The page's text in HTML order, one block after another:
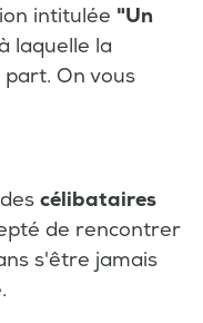
intitulée "Un
laquelle la
On vous
célibataires
de rencontrer
s'être jamais